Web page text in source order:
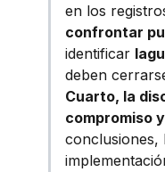
en los
confrontar
identificar
deben
Cuarto, la
compromiso
conclusiones,